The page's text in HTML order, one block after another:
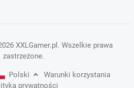
XXLGamer.pl . Wszelkie prawa
zastrzeżone.
Polski
Warunki korzystania
prywatności